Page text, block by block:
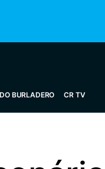
BURLADERO CR TV